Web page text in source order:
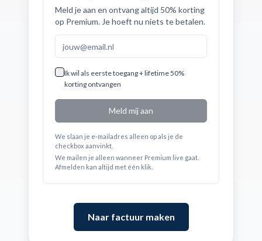
Meld je aan en ontvang altijd 50% korting
op Premium. Je hoeft nu niets te betalen.
Ik wil als eerste toegang + lifetime 50%
korting ontvangen
Meld mij aan
We slaan je e-mailadres alleen op als je de
checkbox aanvinkt.
We mailen je alleen wanneer Premium live gaat.
Afmelden kan altijd met één klik.
Naar factuur maken